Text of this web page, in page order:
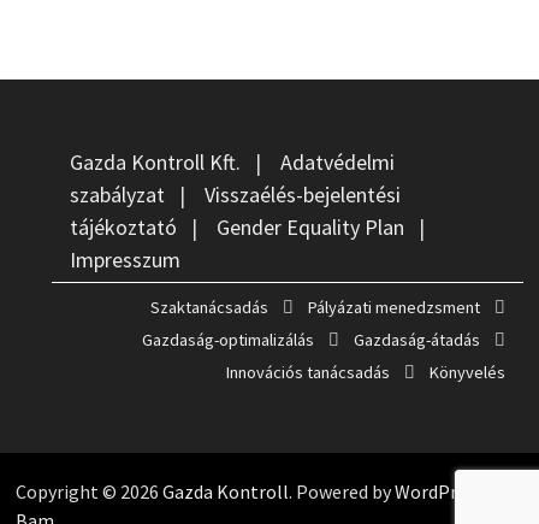
Gazda Kontroll Kft. | Adatvédelmi
szabályzat| Visszaélés-bejelentési
tájékoztató | Gender Equality Plan |
Impresszum
Szaktanácsadás
Pályázati menedzsment
Gazdaság-optimalizálás
Gazdaság-átadás
Innovációs tanácsadás
Könyvelés
Copyright © 2026 Gazda Kontroll. Powered byWordPress